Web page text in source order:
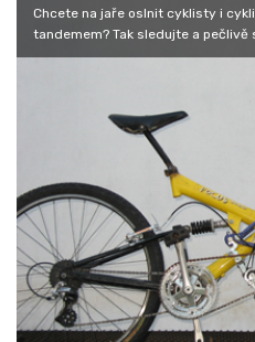
Chcete na jaře oslnit cyklisty i
tandemem? Tak sledujte a pečlivě
strojařsky naprosto…